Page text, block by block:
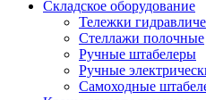
Складское оборудование
Тележки
Cтеллажи полочные
Ручные штабелеры
Ручные
Самоходные